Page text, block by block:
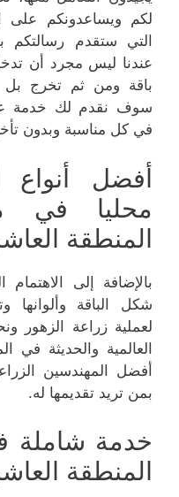
لكم ويساعدونكم على
التي ستقدم رسالتكم
عندنا ليس مجرد أن
باقة ومن ثم تخرج
سوف نقدم لك خدمة
في كل مناسبة وبدون
أفضل أنواع
محليا في
المنطقة
بالإضافة إلى الاهتمام
شكل الباقة وألوانها
لعملية زراعة الزهور
العالمية والحديثة
أفضل المهندسين
بمن تريد تقديمها له.
خدمة
المنطقة